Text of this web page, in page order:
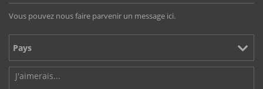
Vous pouvez nous faire parvenir un message ici.